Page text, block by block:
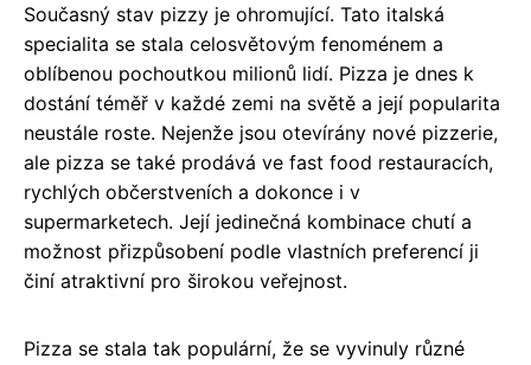
Současný stav pizzy je ohromující. Tato italská
specialita se stala celosvětovým fenoménem a
oblíbenou pochoutkou milionů lidí. Pizza je dnes k
dostání téměř v každé zemi na světě a její popularita
neustále roste. Nejenže jsou otevírány nové pizzerie,
ale pizza se také prodává ve fast food restauracích,
rychlých občerstveních a dokonce i v
supermarketech. Její jedinečná kombinace chutí a
možnost přizpůsobení podle vlastních preferencí ji
činí atraktivní pro širokou veřejnost.
Pizza se stala tak populární, že se vyvinuly různé